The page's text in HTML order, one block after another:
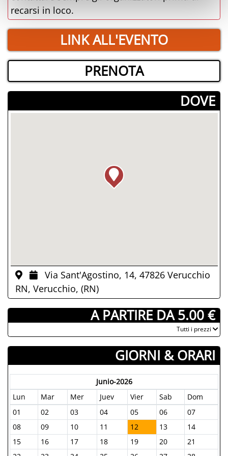
recarsi in loco.
LINK ALL'EVENTO
PRENOTA
­DOVE
Via Sant'Agostino, 14, 47826 Verucchio
RN, Verucchio, (RN)
­ A PARTIRE DA 5.00 €
­Tutti i prezzi
GIORNI & ORARI
Junio-2026
Lun
Mar Mer Juev Vier Sab
Dom
01
02 03 04 05 06
07
08
09 10 11 12 13
14
15
16 17 18 19 20
21